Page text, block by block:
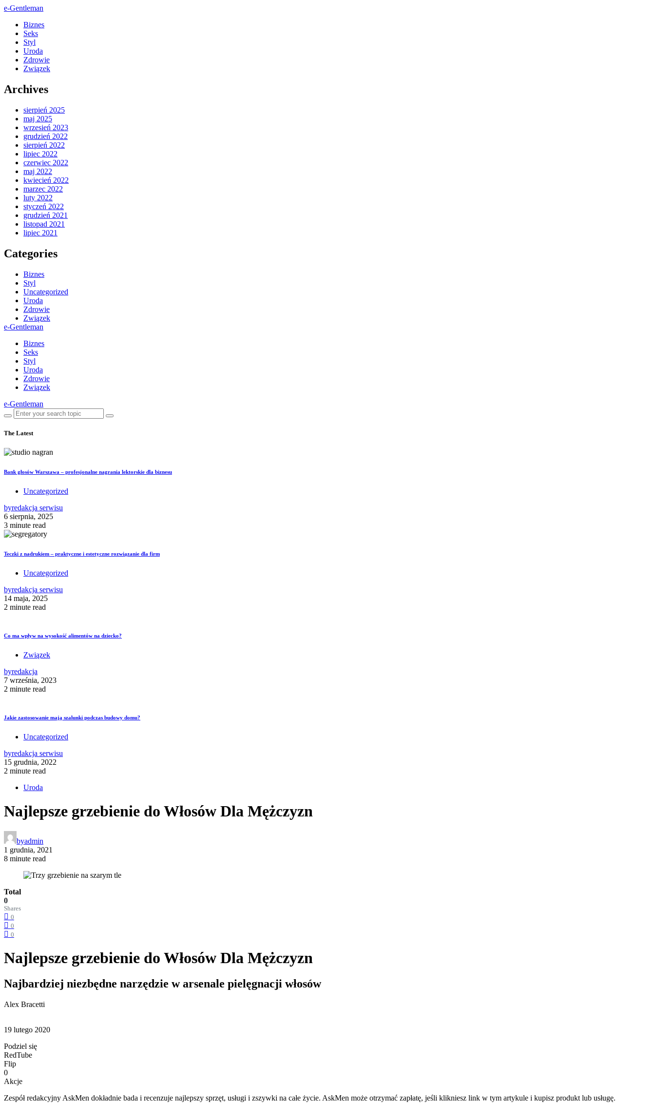
e-Gentleman
Biznes
Seks
Styl
Uroda
Zdrowie
Związek
Archives
sierpień 2025
maj 2025
wrzesień 2023
grudzień 2022
sierpień 2022
lipiec 2022
czerwiec 2022
maj 2022
kwiecień 2022
marzec 2022
luty 2022
styczeń 2022
grudzień 2021
listopad 2021
lipiec 2021
Categories
Biznes
Styl
Uncategorized
Uroda
Zdrowie
Związek
e-Gentleman
Biznes
Seks
Styl
Uroda
Zdrowie
Związek
e-Gentleman
The Latest
Bank głosów Warszawa – profesjonalne nagrania lektorskie dla biznesu
Uncategorized
byredakcja serwisu
6 sierpnia, 2025
3 minute read
Teczki z nadrukiem – praktyczne i estetyczne rozwiązanie dla firm
Uncategorized
byredakcja serwisu
14 maja, 2025
2 minute read
Co ma wpływ na wysokość alimentów na dziecko?
Związek
byredakcja
7 września, 2023
2 minute read
Jakie zastosowanie mają szalunki podczas budowy domu?
Uncategorized
byredakcja serwisu
15 grudnia, 2022
2 minute read
Uroda
Najlepsze grzebienie do Włosów Dla Mężczyzn
byadmin
1 grudnia, 2021
8 minute read
Total
0
Shares
0
0
0
Najlepsze grzebienie do Włosów Dla Mężczyzn
Najbardziej niezbędne narzędzie w arsenale pielęgnacji włosów
Alex Bracetti
19 lutego 2020
Podziel się
RedTube
Flip
0
Akcje
Zespół redakcyjny AskMen dokładnie bada i recenzuje najlepszy sprzęt, usługi i zszywki na całe życie. AskMen może otrzymać zapłatę, jeśli klikniesz link w tym artykule i kupisz produkt lub usługę.